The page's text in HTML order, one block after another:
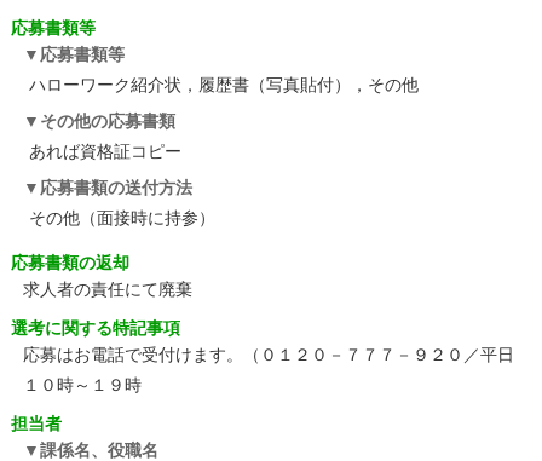
応募書類等
応募書類等
ハローワーク紹介状，履歴書（写真貼付），その他
その他の応募書類
あれば資格証コピー
応募書類の送付方法
その他（面接時に持参）
応募書類の返却
求人者の責任にて廃棄
選考に関する特記事項
応募はお電話で受付けます。（０１２０－７７７－９２０／平日
１０時～１９時
担当者
課係名、役職名